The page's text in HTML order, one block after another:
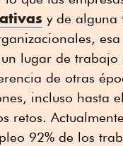
y de alguna
lugar de
de otras
incluso hasta
retos.
92% de los